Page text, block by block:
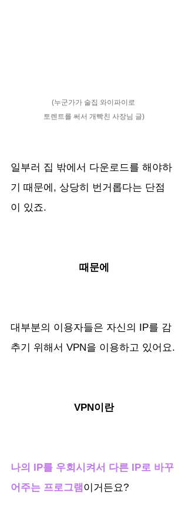
(누군가가 술집 와이파이로
토렌트를 써서 개빡친 사장님 글)
일부러 집 밖에서 다운로드를 해야하
기 때문에, 상당히 번거롭다는 단점
이 있죠.
때문에
대부분의 이용자들은 자신의 IP를 감
추기 위해서 VPN을 이용하고 있어요.
VPN이란
나의 IP를 우회시켜서 다른 IP로 바꾸
어주는 프로그램 이거든요?